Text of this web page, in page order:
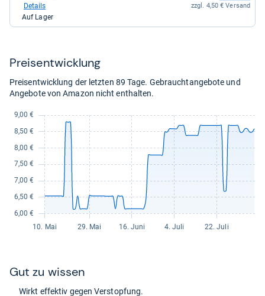
kaufen.
eBay
zzgl. 4,50 € Versand
Details
Auf Lager
Preis­ent­wick­lung
Preisentwicklung der letzten 89 Tage. Gebrauchtangebote und
Angebote von Amazon nicht enthalten.
Gut zu wis­sen
Wirkt effek­tiv gegen Ver­stop­fung.